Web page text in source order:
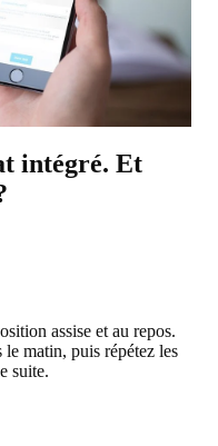
intégré. Et
assise et au repos.
matin, puis répétez les
suite.